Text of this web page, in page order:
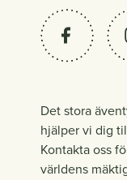
Det stora
hjälper vi dig
Kontakta oss
världens